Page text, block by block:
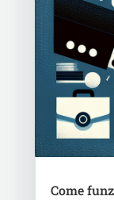
Come